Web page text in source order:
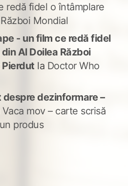
redă fidel o întâmplare
Mondial
- un film ce redă fidel
Al Doilea Război
Pierdut la Doctor Who
dezinformare –
Vaca mov – carte scrisă
produs